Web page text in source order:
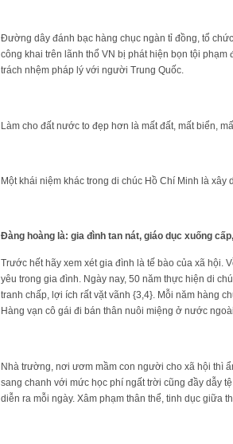
Đường dây đánh bạc hàng chục ngàn tỉ đồng, tổ
công khai trên lãnh thổ VN bị phát hiện bọn tội
trách nhệm pháp lý với người Trung Quốc.
Làm cho đất nước to đẹp hơn là mất đất, mất biển,
Một khái niệm khác trong di chúc Hồ Chí Minh là
Đàng hoàng là: gia đình tan nát, giáo dục xuống
Trước hết hãy xem xét gia đình là tế bào của xã hội.
yêu trong gia đình. Ngày nay, 50 năm thực hiện di
tranh chấp, lợi ích rất vặt vãnh {3,4}. Mỗi năm hàng
Hàng vạn cô gái đi bán thân nuôi miệng ở nước
Nhà trường, nơi ươm mầm con người cho xã hội thì
sang chanh với mức học phí ngất trời cũng đầy dẫy
diễn ra mỗi ngày. Xâm phạm thân thể, tinh dục giữa